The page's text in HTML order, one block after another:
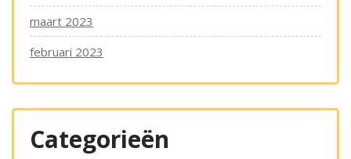
maart 2023
februari 2023
Categorieën